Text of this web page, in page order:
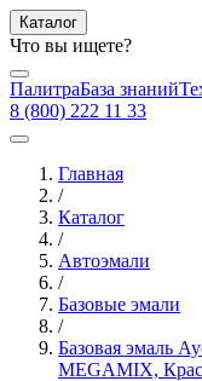
Каталог
Что вы ищете?
ПалитраБаза знаний
8 (800) 222 11 33
Главная
/
Каталог
/
Автоэмали
/
Базовые эмали
/
Базовая эмаль
MEGAMIX,